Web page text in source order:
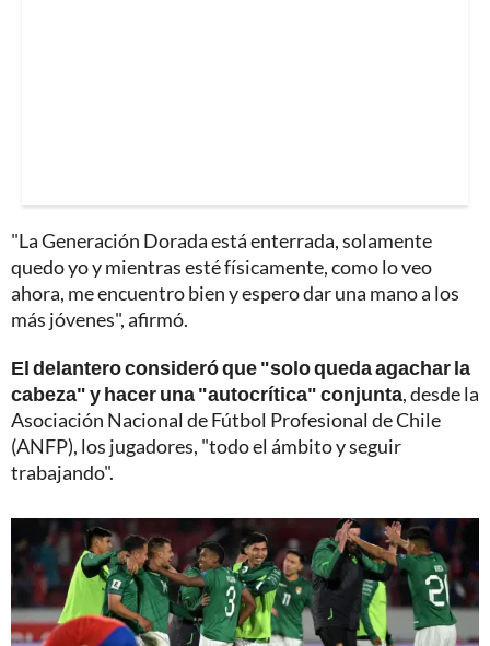
"La Generación Dorada está enterrada, solamente
quedo yo y mientras esté físicamente, como lo veo
ahora, me encuentro bien y espero dar una mano a los
más jóvenes", afirmó.
El delantero consideró que "solo queda agachar la
cabeza" y hacer una "autocrítica" conjunta, desde la
Asociación Nacional de Fútbol Profesional de Chile
(ANFP), los jugadores, "todo el ámbito y seguir
trabajando".